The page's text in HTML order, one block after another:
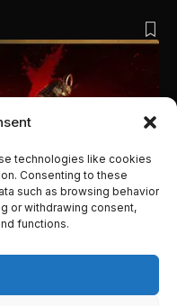
technologies like cookies
Consenting to these
such as browsing behavior
or withdrawing consent,
functions.
CREED